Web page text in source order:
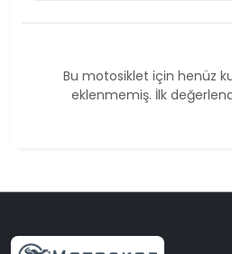
Bu motosiklet için henüz
eklenmemiş. İlk